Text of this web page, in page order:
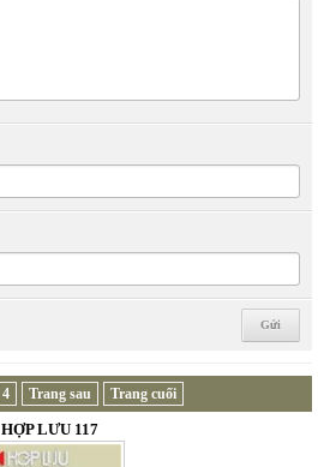
4 Trang sau Trang cuối
HỢP LƯU 117